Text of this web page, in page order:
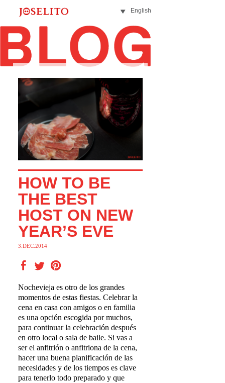
English
HOW TO BE
THE BEST
HOST ON NEW
YEAR’S EVE
3.DEC.2014
Nochevieja es otro de los grandes
momentos de estas fiestas. Celebrar la
cena en casa con amigos o en familia
es una opción escogida por muchos,
para continuar la celebración después
en otro local o sala de baile. Si vas a
ser el anfitrión o anfitriona de la cena,
hacer una buena planificación de las
necesidades y de los tiempos es clave
para tenerlo todo preparado y que